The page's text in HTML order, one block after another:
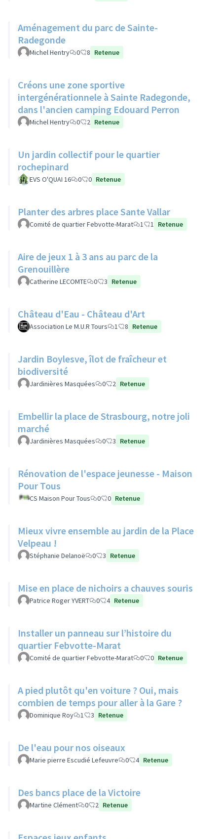
Aménagement du parc de Sainte-
Radegonde
Michel Hentry 0 8 Retenue
Créons une zone sportive
intergénérationnele à Sainte Radegonde,
dans l'ancien camping Edouard Perron
Michel Hentry 0 2 Retenue
Un jardin collectif pour le quartier
rochepinard
EVS O'QUAI 16 0 0 Retenue
Planter des arbres place Sante Vallar
Comité de quartier Febvotte-Marat 1 1 Retenue
Aire de jeux 1 à 3 ans au parc de la
Grenouillère
Catherine LECOMTE 0 3 Retenue
Château d'Eau - Château d'Art
Association Le M.U.R Tours 1 8 Retenue
Jardin Boylesve, îlot de fraîcheur et
biodiversité
Jardinières Masquées 0 2 Retenue
Embellir la place de Strasbourg, notre joli
marché
Jardinières Masquées 0 3 Retenue
Rénovation de l'espace jeunesse - Maison
Pour Tous
CS Maison Pour Tous 0 0 Retenue
Mieux vivre ensemble au jardin de la Place
Velpeau !
Stéphanie Delanoë 0 3 Retenue
Mise en place de nichoirs a chauves souris
Patrice Roger YVERT 0 4 Retenue
Installer un panneau sur l’histoire du
quartier Febvotte-Marat
Comité de quartier Febvotte-Marat 0 0 Retenue
A pied plutôt qu'en voiture ? Oui, mais
combien de temps pour aller à la Gare ?
Dominique Roy 1 3 Retenue
De l'eau pour nos oiseaux
Marie pierre Escudié Lefeuvre 0 4 Retenue
Des bancs place de la Victoire
Martine Clément 0 2 Retenue